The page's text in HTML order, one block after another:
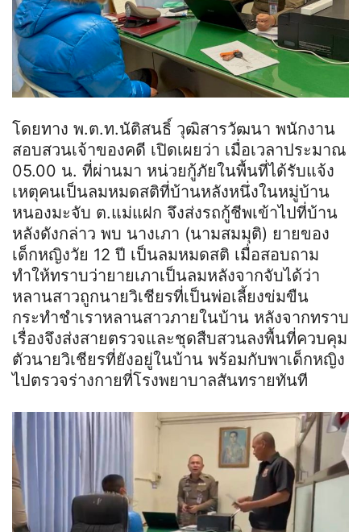
โดยทาง พ.ต.ท.นัติสนธิ์ วุฒิสารวัฒนา พนักงาน
สอบสวนเจ้าของคดี เปิดเผยว่า เมื่อเวลาประมาณ
05.00 น. ที่ผ่านมา หน่วยกู้ภัยในพื้นที่ได้รับแจ้ง
เหตุคนเป็นลมหมดสติที่บ้านหลังหนึ่งในหมู่บ้าน
หนองมะจับ ต.แม่แฝก จึงส่งรถกู้ชีพเข้าไปที่บ้าน
หลังดังกล่าว พบ นางเภา (นามสมมุติ) ยายของ
เด็กหญิงวัย 12 ปี เป็นลมหมดสติ เมื่อสอบถาม
ทำให้ทราบว่ายายเภาเป็นลมหลังจากจับได้ว่า
หลานสาวถูกนายวิเชียรที่เป็นพ่อเลี้ยงข่มขืน
กระทำชำเราหลานสาวภายในบ้าน หลังจากทราบ
เรื่องจึงส่งสายตรวจและชุดสืบสวนลงพื้นที่ควบคุม
ตัวนายวิเชียรที่ยังอยู่ในบ้าน พร้อมกับพาเด็กหญิง
ไปตรวจร่างกายที่โรงพยาบาลสันทรายทันที